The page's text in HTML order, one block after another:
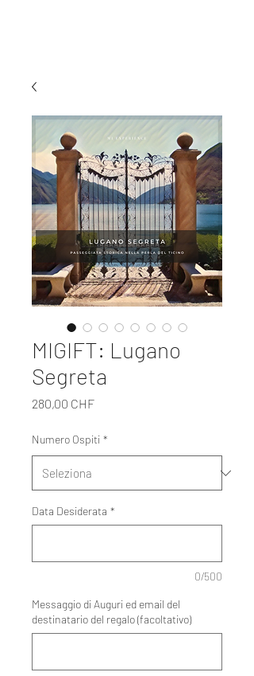
MIGIFT: Lugano
Segreta
280,00 CHFPrezzo
Numero Ospiti *
Data Desiderata *
0/500
Messaggio di Auguri ed email del
destinatario del regalo (facoltativo)